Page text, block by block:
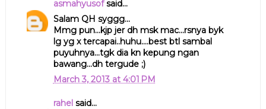
asmahyusofsaid...
Salam QH syggg...
Mmg pun...kjp jer dh msk mac...rsnya byk
lg yg x tercapai..huhu....best btl sambal
puyuhnya...tgk dia kn kepung ngan
bawang...dh tergude ;)
March 3, 2013 at 4:01 PM
rahelsaid...